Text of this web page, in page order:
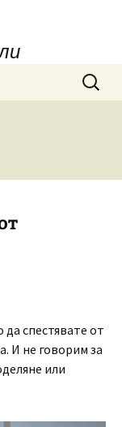
Search
for:
спестявате от
И не говорим за
или